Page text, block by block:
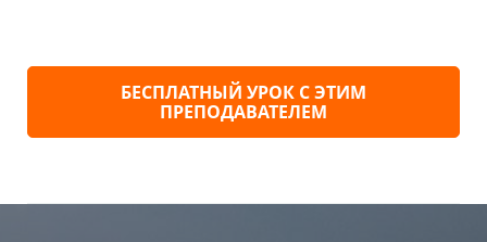
БЕСПЛАТНЫЙ УРОК С ЭТИМ
ПРЕПОДАВАТЕЛЕМ